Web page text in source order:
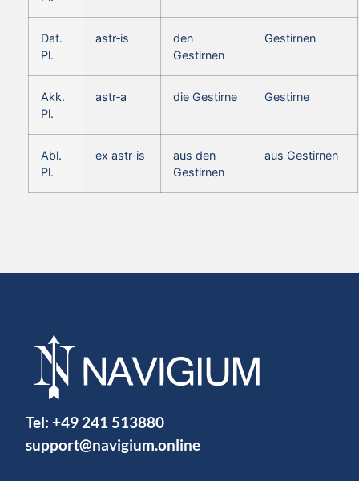
Dat.
Pl.
astr‑is
den
Gestirnen
Gestirnen
Akk.
Pl.
astr‑a die Gestirne Gestirne
Abl.
Pl.
ex astr‑is
aus den
Gestirnen
aus Gestirnen
Tel: +49 241 513880
support@navigium.online